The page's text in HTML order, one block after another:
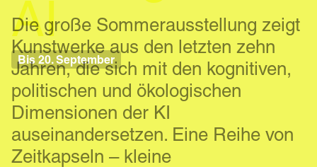
AI
Bis 20. September
Die große Sommerausstellung zeigt
Kunstwerke aus den letzten zehn
Jahren, die sich mit den kognitiven,
politischen und ökologischen
Dimensionen der KI
auseinandersetzen. Eine Reihe von
Zeitkapseln – kleine